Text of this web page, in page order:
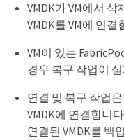
VMDK가 VM에서
VMDK를 VM에 연결
VM이 있는
경우 복구 작업이
연결 및 복구 작업
VMDK에 연결합니
연결된 VMDK를 백